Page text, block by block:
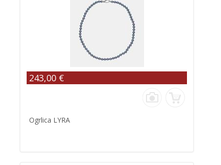
243,00 €
Ogrlica LYRA